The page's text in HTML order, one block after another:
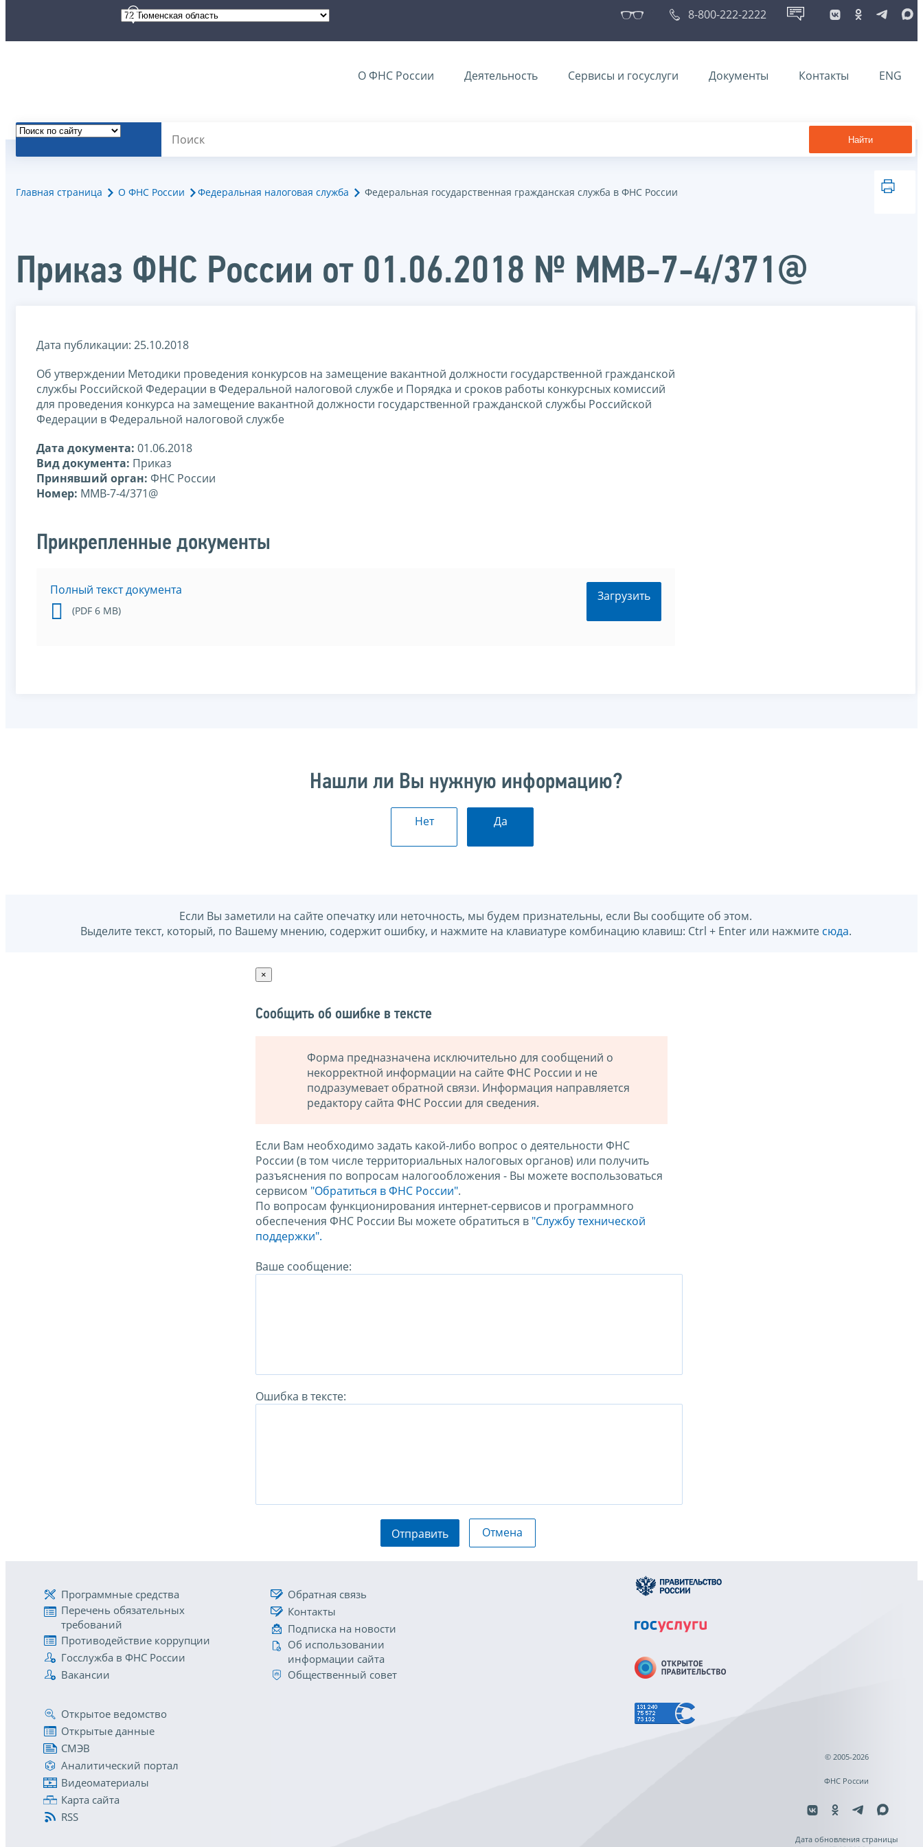
8-800-222-2222
О ФНС России Деятельность Сервисы и госуслуги Документы Контакты ENG
Найти
Главная страница О ФНС России Федеральная налоговая служба Федеральная государственная гражданская служба в ФНС России
Приказ ФНС России от 01.06.2018 № ММВ-7-4/371@
Дата публикации: 25.10.2018
Об утверждении Методики проведения конкурсов на замещение вакантной должности государственной гражданской
службы Российской Федерации в Федеральной налоговой службе и Порядка и сроков работы конкурсных комиссий
для проведения конкурса на замещение вакантной должности государственной гражданской службы Российской
Федерации в Федеральной налоговой службе
Дата документа: 01.06.2018
Вид документа: Приказ
Принявший орган: ФНС России
Номер: ММВ-7-4/371@
Прикрепленные документы
Полный текст документа
(PDF 6 MB)
Загрузить
Нашли ли Вы нужную информацию?
Нет Да
Если Вы заметили на сайте опечатку или неточность, мы будем признательны, если Вы сообщите об этом.
Выделите текст, который, по Вашему мнению, содержит ошибку, и нажмите на клавиатуре комбинацию клавиш: Ctrl + Enter или нажмите сюда.
×
Сообщить об ошибке в тексте
Форма предназначена исключительно для сообщений о
некорректной информации на сайте ФНС России и не
подразумевает обратной связи. Информация направляется
редактору сайта ФНС России для сведения.
Если Вам необходимо задать какой-либо вопрос о деятельности ФНС
России (в том числе территориальных налоговых органов) или получить
разъяснения по вопросам налогообложения - Вы можете воспользоваться
сервисом "Обратиться в ФНС России".
По вопросам функционирования интернет-сервисов и программного
обеспечения ФНС России Вы можете обратиться в "Службу технической
поддержки".
Ваше сообщение:
Ошибка в тексте:
Отправить Отмена
Программные средства
Перечень обязательных
требований
Противодействие коррупции
Госслужба в ФНС России
Вакансии
Обратная связь
Контакты
Подписка на новости
Об использовании
информации сайта
Общественный совет
Открытое ведомство
Открытые данные
СМЭВ
Аналитический портал
Видеоматериалы
Карта сайта
RSS
© 2005-2026
ФНС России
Дата обновления страницы